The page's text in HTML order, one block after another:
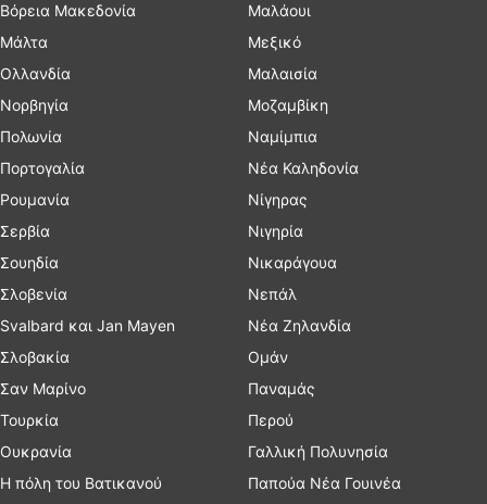
Βόρεια Μακεδονία
Μάλτα
Ολλανδία
Νορβηγία
Πολωνία
Πορτογαλία
Ρουμανία
Σερβία
Σουηδία
Σλοβενία
Svalbard και Jan Mayen
Σλοβακία
Σαν Μαρίνο
Τουρκία
Ουκρανία
Η πόλη του Βατικανού
Μαλάουι
Μεξικό
Μαλαισία
Μοζαμβίκη
Ναμίμπια
Νέα Καληδονία
Νίγηρας
Νιγηρία
Νικαράγουα
Νεπάλ
Νέα Ζηλανδία
Ομάν
Παναμάς
Περού
Γαλλική Πολυνησία
Παπούα Νέα Γουινέα